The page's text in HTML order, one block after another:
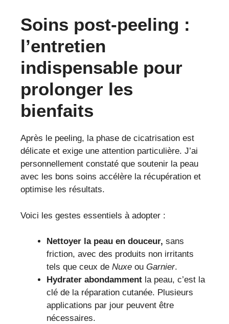
Soins post-peeling :
l’entretien
indispensable pour
prolonger les
bienfaits
Après le peeling, la phase de cicatrisation est
délicate et exige une attention particulière. J’ai
personnellement constaté que soutenir la peau
avec les bons soins accélère la récupération et
optimise les résultats.
Voici les gestes essentiels à adopter :
Nettoyer la peau en douceur, sans
friction, avec des produits non irritants
tels que ceux de Nuxe ou Garnier.
Hydrater abondamment la peau, c’est la
clé de la réparation cutanée. Plusieurs
applications par jour peuvent être
nécessaires.